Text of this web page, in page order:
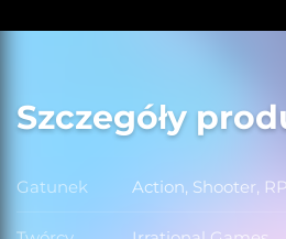
Szczegóły
Gatunek Gatunek
Action, Shooter,